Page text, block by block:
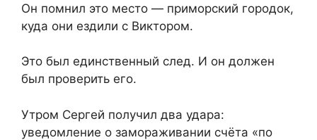
Он помнил это место — приморский городок,
куда они ездили с Виктором.
Это был единственный след. И он должен
был проверить его.
Утром Сергей получил два удара:
уведомление о замораживании счёта «по